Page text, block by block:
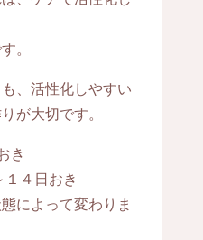
。
、活性化しやすい
が大切です。
き
４日おき
によって変わりま